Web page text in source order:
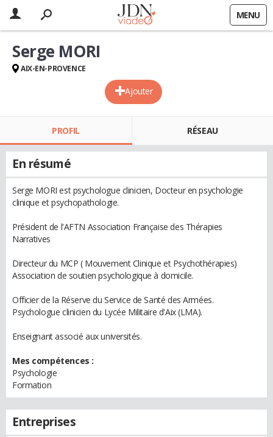
MENU
Ajouter
Serge MORI
AIX-EN-PROVENCE
PROFIL RÉSEAU
En résumé
Serge MORI est psychologue clinicien, Docteur en psychologie
clinique et psychopathologie.
Président de l'AFTN Association Française des Thérapies
Narratives
Directeur du MCP ( Mouvement Clinique et Psychothérapies)
Association de soutien psychologique à domicile.
Officier de la Réserve du Service de Santé des Armées.
Psychologue clinicien du Lycée Militaire d'Aix (LMA).
Enseignant associé aux universités.
Mes compétences :
Psychologie
Formation
Entreprises